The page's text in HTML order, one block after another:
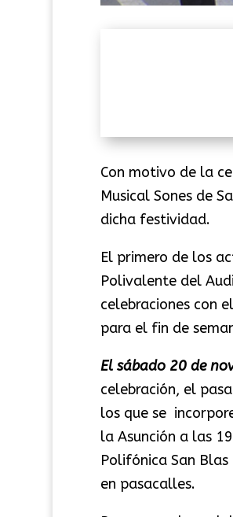
Con motivo de la
Musical Sones de
dicha festividad.
El primero de los
Polivalente del
celebraciones con
para el fin de
El sábado 20 de
celebración, el
los que se
la Asunción a las
Polifónica San
en pasacalles.